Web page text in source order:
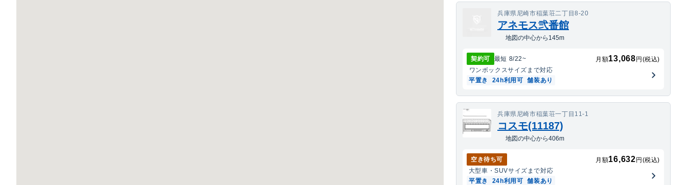
兵庫県尼崎市稲葉荘二丁目8-20
アネモス弐番館
地図の中心から145m
契約可 最短 8/22~ 月額13,068 円(税込)
ワンボックスサイズまで対応
平置き
24h利用可 舗装あり
兵庫県尼崎市稲葉荘一丁目11-1
コスモ(11187)
地図の中心から406m
空き待ち可 月額16,632 円(税込)
大型車・SUVサイズまで対応
平置き
24h利用可 舗装あり